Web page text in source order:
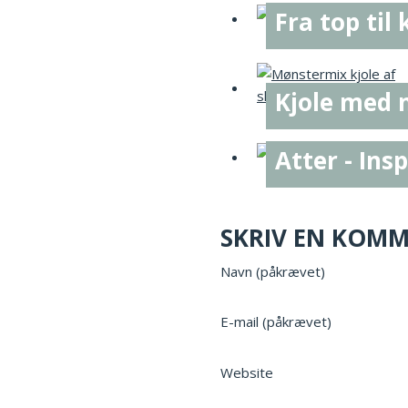
Fra top til
Kjole med
Atter -
SKRIV EN
Navn (påkrævet)
E-mail (påkrævet)
Website